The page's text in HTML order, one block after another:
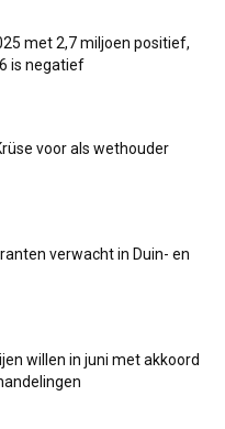
met 2,7 miljoen positief,
is negatief
voor als wethouder
verwacht in Duin- en
willen in juni met akkoord